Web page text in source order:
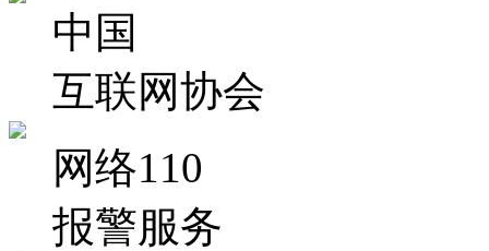
中国
互联网协会
网络110
报警服务